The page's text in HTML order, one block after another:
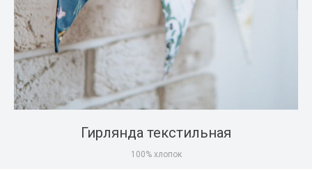
Гирлянда текстильная
100% хлопок